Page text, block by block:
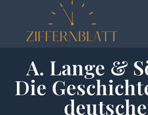
springen
A. Lange &
Die